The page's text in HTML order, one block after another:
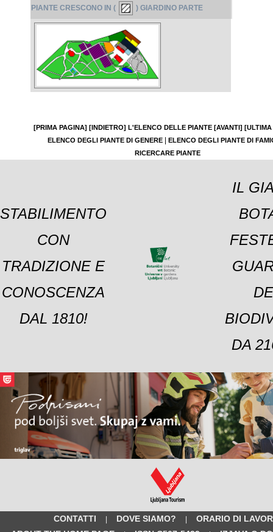
PIANTE CRESCONO IN ( ) GIARDINO PARTE
[PRIMA PAGINA] [INDIETRO] L'ELENCO DELLE PIANTE [AVANTI]
ELENCO DEGLI PIANTE DI GENERE
ELENCO DEGLI PIANTE DI
RICERCARE PIANTE
STABILIMENTO
CON
TRADIZIONE E
CONOSCENZA
DAL 1810!
IL
DA
CONTATTI | DOVE SIAMO? |
ORARIO DI